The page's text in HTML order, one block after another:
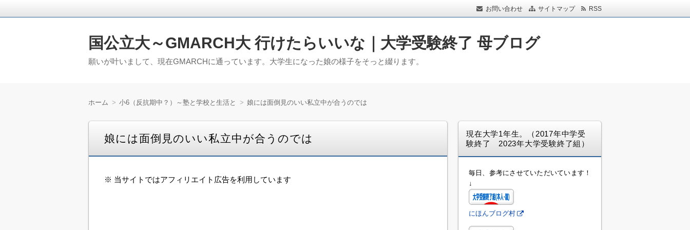
お問い合わせ サイトマップ RSS
国公立大～GMARCH大 行けたらいいな｜大学受験終了 母ブログ
願いが叶いまして、現在GMARCHに通っています。大学生になった娘の様子をそっと綴ります。
ホーム 小6（反抗期中？）～塾と学校と生活と 娘には面倒見のいい私立中が合うのでは
娘には面倒見のいい私立中が合うのでは
※ 当サイトではアフィリエイト広告を利用しています
現在大学1年生。（2017年中学受
験終了 2023年大学受験終了組）
毎日、参考にさせていただいています！
↓
にほんブログ村